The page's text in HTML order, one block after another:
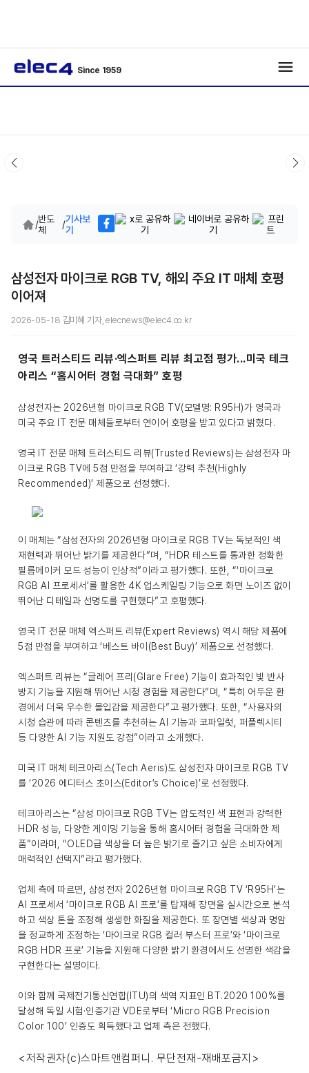
Since 1959
/반도
체
/기사보
기
삼성전자 마이크로 RGB TV, 해외 주요 IT 매체 호평
이어져
2026-05-18 김미혜 기자, elecnews@elec4.co.kr
영국 트러스티드 리뷰·엑스퍼트 리뷰 최고점 평가...미국 테크
아리스 “홈시어터 경험 극대화” 호평
삼성전자는 2026년형 마이크로 RGB TV(모델명: R95H)가 영국과
미국 주요 IT 전문 매체들로부터 연이어 호평을 받고 있다고 밝혔다.
영국 IT 전문 매체 트러스티드 리뷰(Trusted Reviews)는 삼성전자 마
이크로 RGB TV에 5점 만점을 부여하고 ‘강력 추천(Highly
Recommended)’ 제품으로 선정했다.
이 매체는 “삼성전자의 2026년형 마이크로 RGB TV는 독보적인 색
재현력과 뛰어난 밝기를 제공한다”며, “HDR 테스트를 통과한 정확한
필름메이커 모드 성능이 인상적”이라고 평가했다. 또한, “‘마이크로
RGB AI 프로세서’를 활용한 4K 업스케일링 기능으로 화면 노이즈 없이
뛰어난 디테일과 선명도를 구현했다”고 호평했다.
영국 IT 전문 매체 엑스퍼트 리뷰(Expert Reviews) 역시 해당 제품에
5점 만점을 부여하고 ‘베스트 바이(Best Buy)’ 제품으로 선정했다.
엑스퍼트 리뷰는 “글레어 프리(Glare Free) 기능이 효과적인 빛 반사
방지 기능을 지원해 뛰어난 시청 경험을 제공한다”며, “특히 어두운 환
경에서 더욱 우수한 몰입감을 제공한다”고 평가했다. 또한, “사용자의
시청 습관에 따라 콘텐츠를 추천하는 AI 기능과 코파일럿, 퍼플렉시티
등 다양한 AI 기능 지원도 강점”이라고 소개했다.
미국 IT 매체 테크아리스(Tech Aeris)도 삼성전자 마이크로 RGB TV
를 ‘2026 에디터스 초이스(Editor’s Choice)’로 선정했다.
테크아리스는 “삼성 마이크로 RGB TV는 압도적인 색 표현과 강력한
HDR 성능, 다양한 게이밍 기능을 통해 홈시어터 경험을 극대화한 제
품”이라며, “OLED급 색상을 더 높은 밝기로 즐기고 싶은 소비자에게
매력적인 선택지”라고 평가했다.
업체 측에 따르면, 삼성전자 2026년형 마이크로 RGB TV ‘R95H’는
AI 프로세서 ‘마이크로 RGB AI 프로’를 탑재해 장면을 실시간으로 분석
하고 색상 톤을 조정해 생생한 화질을 제공한다. 또 장면별 색상과 명암
을 정교하게 조정하는 ‘마이크로 RGB 컬러 부스터 프로’와 ‘마이크로
RGB HDR 프로’ 기능을 지원해 다양한 밝기 환경에서도 선명한 색감을
구현한다는 설명이다.
이와 함께 국제전기통신연합(ITU)의 색역 지표인 BT.2020 100%를
달성해 독일 시험·인증기관 VDE로부터 ‘Micro RGB Precision
Color 100’ 인증도 획득했다고 업체 측은 전했다.
<저작권자(c)스마트앤컴퍼니. 무단전재-재배포금지>